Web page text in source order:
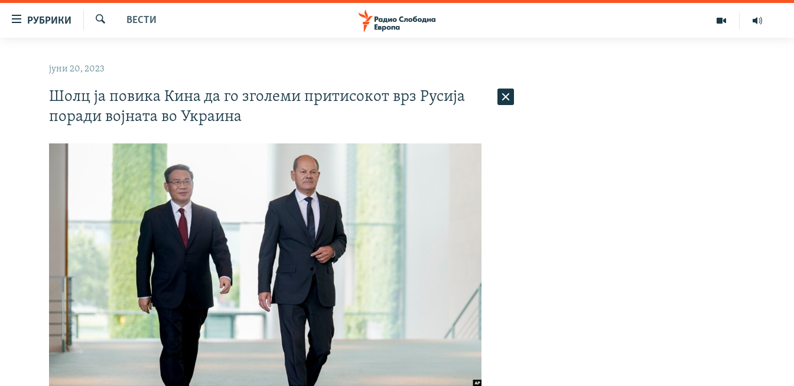
содржината
РУБРИКИ ВЕСТИ
јуни 20, 2023
Шолц ја повика Кина да го зголеми притисокот врз Русија
поради војната во Украина